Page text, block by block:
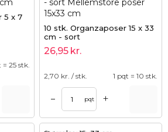
5 x 7
= 25 stk.
10 stk. Organzaposer 15 x 33
cm - sort
26,95 kr.
2,70 kr. / stk. 1 pqt = 10 stk.
– pqt +